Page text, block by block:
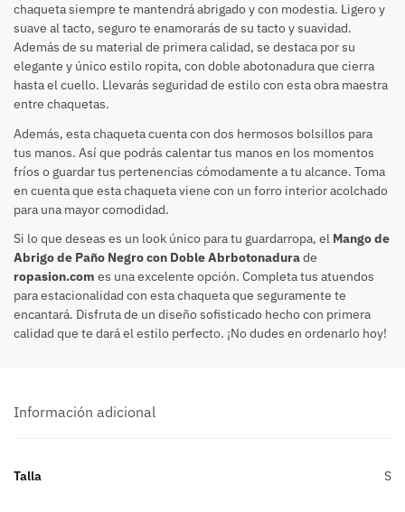
chaqueta siempre te mantendrá abrigado y con modestia. Ligero y
suave al tacto, seguro te enamorarás de su tacto y suavidad.
Además de su material de primera calidad, se destaca por su
elegante y único estilo ropita, con doble abotonadura que cierra
hasta el cuello. Llevarás seguridad de estilo con esta obra maestra
entre chaquetas.
Además, esta chaqueta cuenta con dos hermosos bolsillos para
tus manos. Así que podrás calentar tus manos en los momentos
fríos o guardar tus pertenencias cómodamente a tu alcance. Toma
en cuenta que esta chaqueta viene con un forro interior acolchado
para una mayor comodidad.
Si lo que deseas es un look único para tu guardarropa, el Mango de
Abrigo de Paño Negro con Doble Abrbotonadurade
ropasion.com es una excelente opción. Completa tus atuendos
para estacionalidad con esta chaqueta que seguramente te
encantará. Disfruta de un diseño sofisticado hecho con primera
calidad que te dará el estilo perfecto. ¡No dudes en ordenarlo hoy!
Información adicional
Talla S